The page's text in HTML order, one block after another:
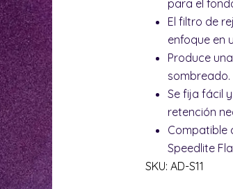
para el
El filtro de
enfoque en
Produce
sombreado.
Se fija fácil
retención
Compatible
Speedlite
SKU: AD-S11